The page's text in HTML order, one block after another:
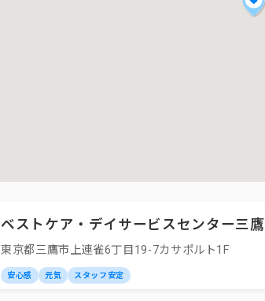
ベストケア・デイサービスセンター三鷹
東京都三鷹市上連雀6丁目19-7カサポルト1F
安心感 元気 スタッフ安定